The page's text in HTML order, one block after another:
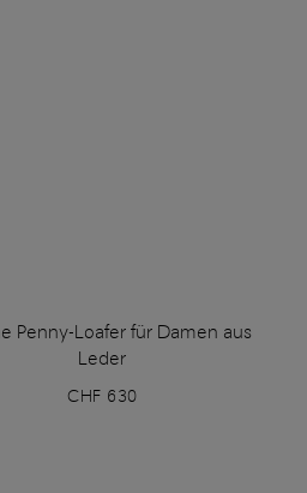
Penny-Loafer für Damen aus
Leder
CHF 630